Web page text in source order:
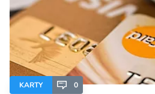
KARTY 0